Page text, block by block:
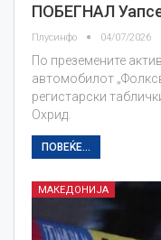
ПОБЕГНАЛ
Плусинфо 04/07/2026
По преземените
автомобилот
регистарски
Охрид.
ПОВЕЌЕ...
МАКЕДОНИЈА